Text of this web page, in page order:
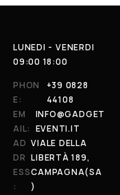
LUNEDI - VENERDI
09:00 18:00
PHON
E:
+39 0828
44108
EM
AIL:
INFO@GADGET
EVENTI.IT
AD
DR
ESS
:
VIALE DELLA
LIBERTÀ 189,
CAMPAGNA(SA
)